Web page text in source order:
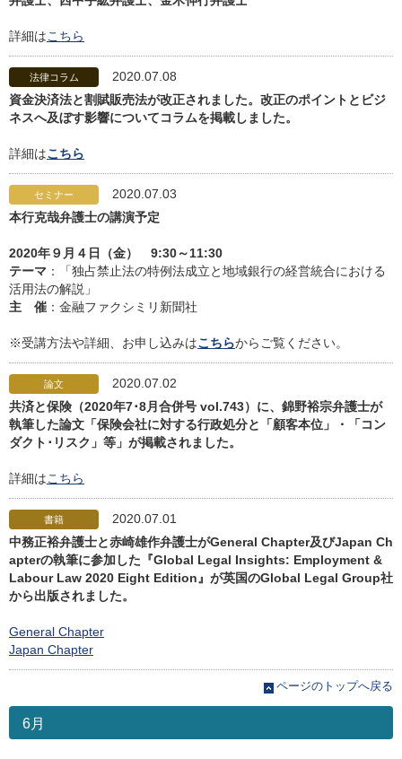
詳細はこちら
法律コラム
2020.07.08
資金決済法と割賦販売法が改正されました。改正のポイントとビジ
ネスへ及ぼす影響についてコラムを掲載しました。
詳細はこちら
セミナー
2020.07.03
本行克哉弁護士の講演予定
2020年９月４日（金） 9:30～11:30
テーマ ：「独占禁止法の特例法成立と地域銀行の経営統合における
活用法の解説」
主 催 ：金融ファクシミリ新聞社
※受講方法や詳細、お申し込みはこちらからご覧ください。
論文
2020.07.02
共済と保険（2020年7･8月合併号 vol.743）に、錦野裕宗弁護士が
執筆した論文「保険会社に対する行政処分と「顧客本位」・「コン
ダクト･リスク」等」が掲載されました。
詳細はこちら
書籍
2020.07.01
中務正裕弁護士と赤崎雄作弁護士がGeneral Chapter及びJapan Ch
apterの執筆に参加した『Global Legal Insights: Employment &
Labour Law 2020 Eight Edition』が英国のGlobal Legal Group社
から出版されました。
General Chapter
Japan Chapter
ページのトップへ戻る
6月